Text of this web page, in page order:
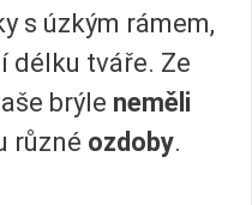
s úzkým rámem,
délku tváře. Ze
brýle neměli
různé ozdoby.